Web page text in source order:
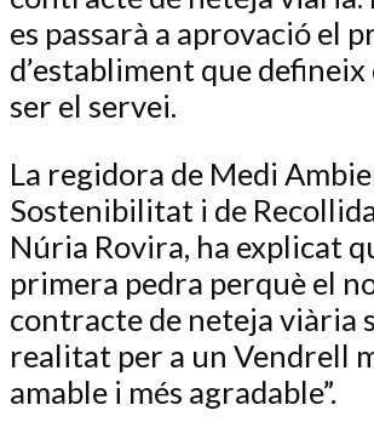
es passarà a aprovació el
d’establiment que defineix
ser el servei.
La regidora de Medi
Sostenibilitat i de
Núria Rovira, ha explicat
primera pedra perquè el
contracte de neteja viària
realitat per a un Vendrell
amable i més agradable”.